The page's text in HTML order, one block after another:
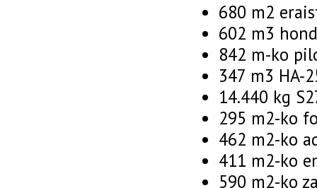
680 m2
602 m3
842 m-ko
347 m3 HA-
14.440 kg
295 m2-ko
462 m2-ko
411 m2-ko
590 m2-ko